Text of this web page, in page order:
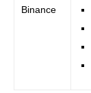
Binance